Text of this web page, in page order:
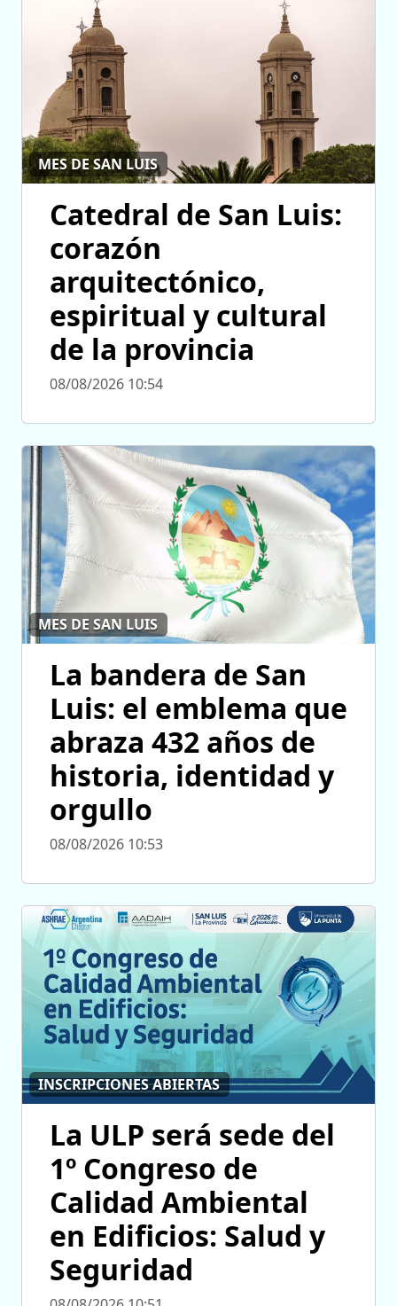
MES DE SAN LUIS
Catedral de San Luis:
corazón
arquitectónico,
espiritual y cultural
de la provincia
08/08/2026 10:54
MES DE SAN LUIS
La bandera de San
Luis: el emblema que
abraza 432 años de
historia, identidad y
orgullo
08/08/2026 10:53
INSCRIPCIONES ABIERTAS
La ULP será sede del
1º Congreso de
Calidad Ambiental
en Edificios: Salud y
Seguridad